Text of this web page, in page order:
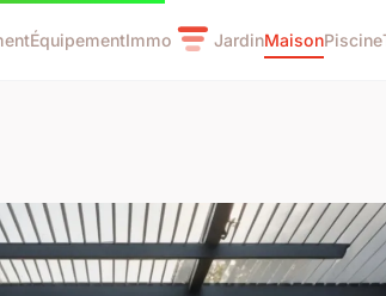
ÉquipementImmo JardinMaisonPiscine